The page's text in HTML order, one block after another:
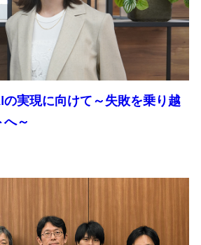
の実現に向けて～失敗を乗り越
～